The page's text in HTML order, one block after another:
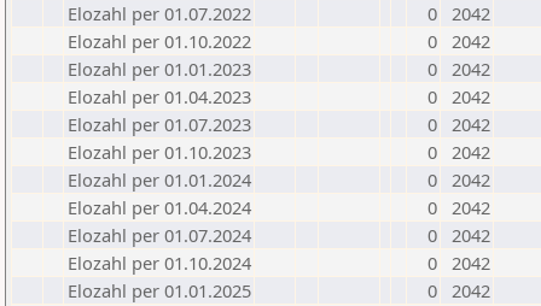
Elozahl per 01.07.2022
0 2042
Elozahl per 01.10.2022
0 2042
Elozahl per 01.01.2023
0 2042
Elozahl per 01.04.2023
0 2042
Elozahl per 01.07.2023
0 2042
Elozahl per 01.10.2023
0 2042
Elozahl per 01.01.2024
0 2042
Elozahl per 01.04.2024
0 2042
Elozahl per 01.07.2024
0 2042
Elozahl per 01.10.2024
0 2042
Elozahl per 01.01.2025
0 2042